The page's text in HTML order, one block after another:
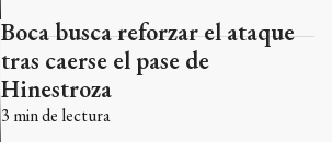
Boca busca reforzar el ataque
tras caerse el pase de
Hinestroza
3 min de lectura